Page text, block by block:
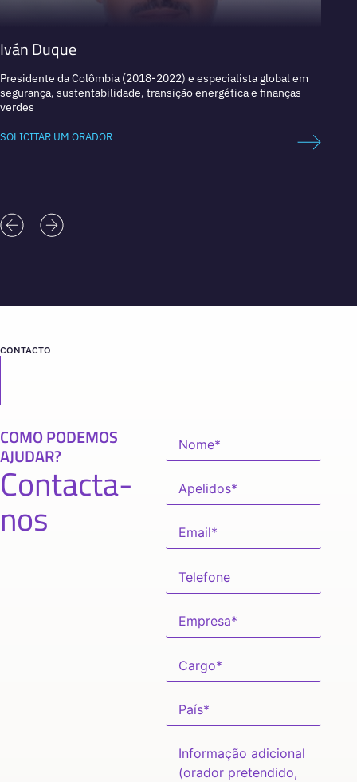
Iván Duque
Presidente da Colômbia (2018-2022) e especialista global em
segurança, sustentabilidade, transição energética e finanças
verdes
SOLICITAR UM ORADOR
CONTACTO
COMO PODEMOS
AJUDAR?
Contacta-
nos